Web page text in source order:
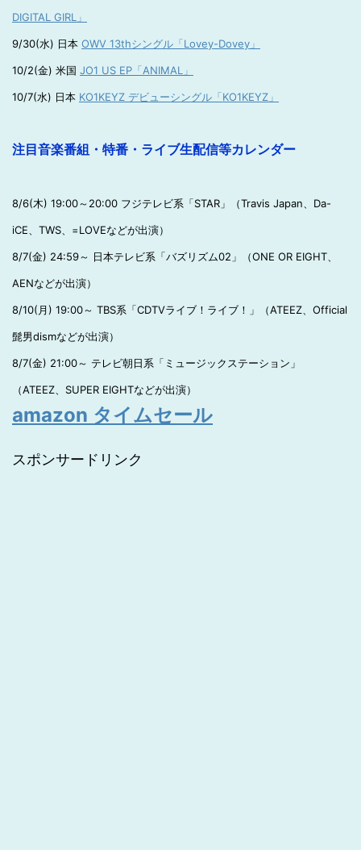
DIGITAL GIRL」
9/30(水) 日本 OWV 13thシングル「Lovey-Dovey」
10/2(金) 米国 JO1 US EP「ANIMAL」
10/7(水) 日本 KO1KEYZ デビューシングル「KO1KEYZ」
注目音楽番組・特番・ライブ生配信等カレンダー
8/6(木) 19:00～20:00 フジテレビ系「STAR」（Travis Japan、Da-
iCE、TWS、=LOVEなどが出演）
8/7(金) 24:59～ 日本テレビ系「バズリズム02」（ONE OR EIGHT、
AENなどが出演）
8/10(月) 19:00～ TBS系「CDTVライブ！ライブ！」（ATEEZ、Official
髭男dismなどが出演）
8/7(金) 21:00～ テレビ朝日系「ミュージックステーション」
（ATEEZ、SUPER EIGHTなどが出演）
amazon タイムセール
スポンサードリンク